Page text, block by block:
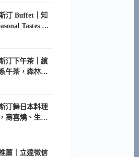
汀 Buffet｜知
Tastes 晚
？
汀下午茶｜繽
午茶，森林系
汀舞日本料理
壽喜燒、生魚
空間
薦｜立達徵信